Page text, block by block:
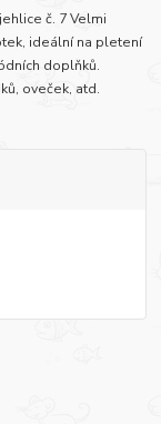
č. 7 Velmi
ideální na pletení
doplňků.
oveček, atd.